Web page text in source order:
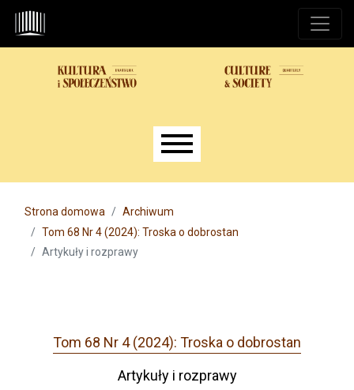
Przejdź do głównego menu
Przejdź do sekcji głównej
Przejdź do stopki
Main menu
Strona domowa
Archiwum
Tom 68 Nr 4 (2024): Troska o dobrostan
Artykuły i rozprawy
Tom 68 Nr 4 (2024): Troska o dobrostan
Artykuły i rozprawy